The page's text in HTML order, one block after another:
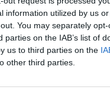
information utilized by us
You may separately
on the IAB’s list of
us to third parties on the
other third parties.
βάζει
σε